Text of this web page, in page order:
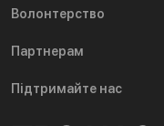
Волонтерство
Партнерам
Підтримайте нас